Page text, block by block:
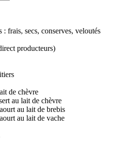
: frais, secs, conserves, veloutés
producteurs)
de chèvre
au lait de chèvre
au lait de brebis
au lait de vache